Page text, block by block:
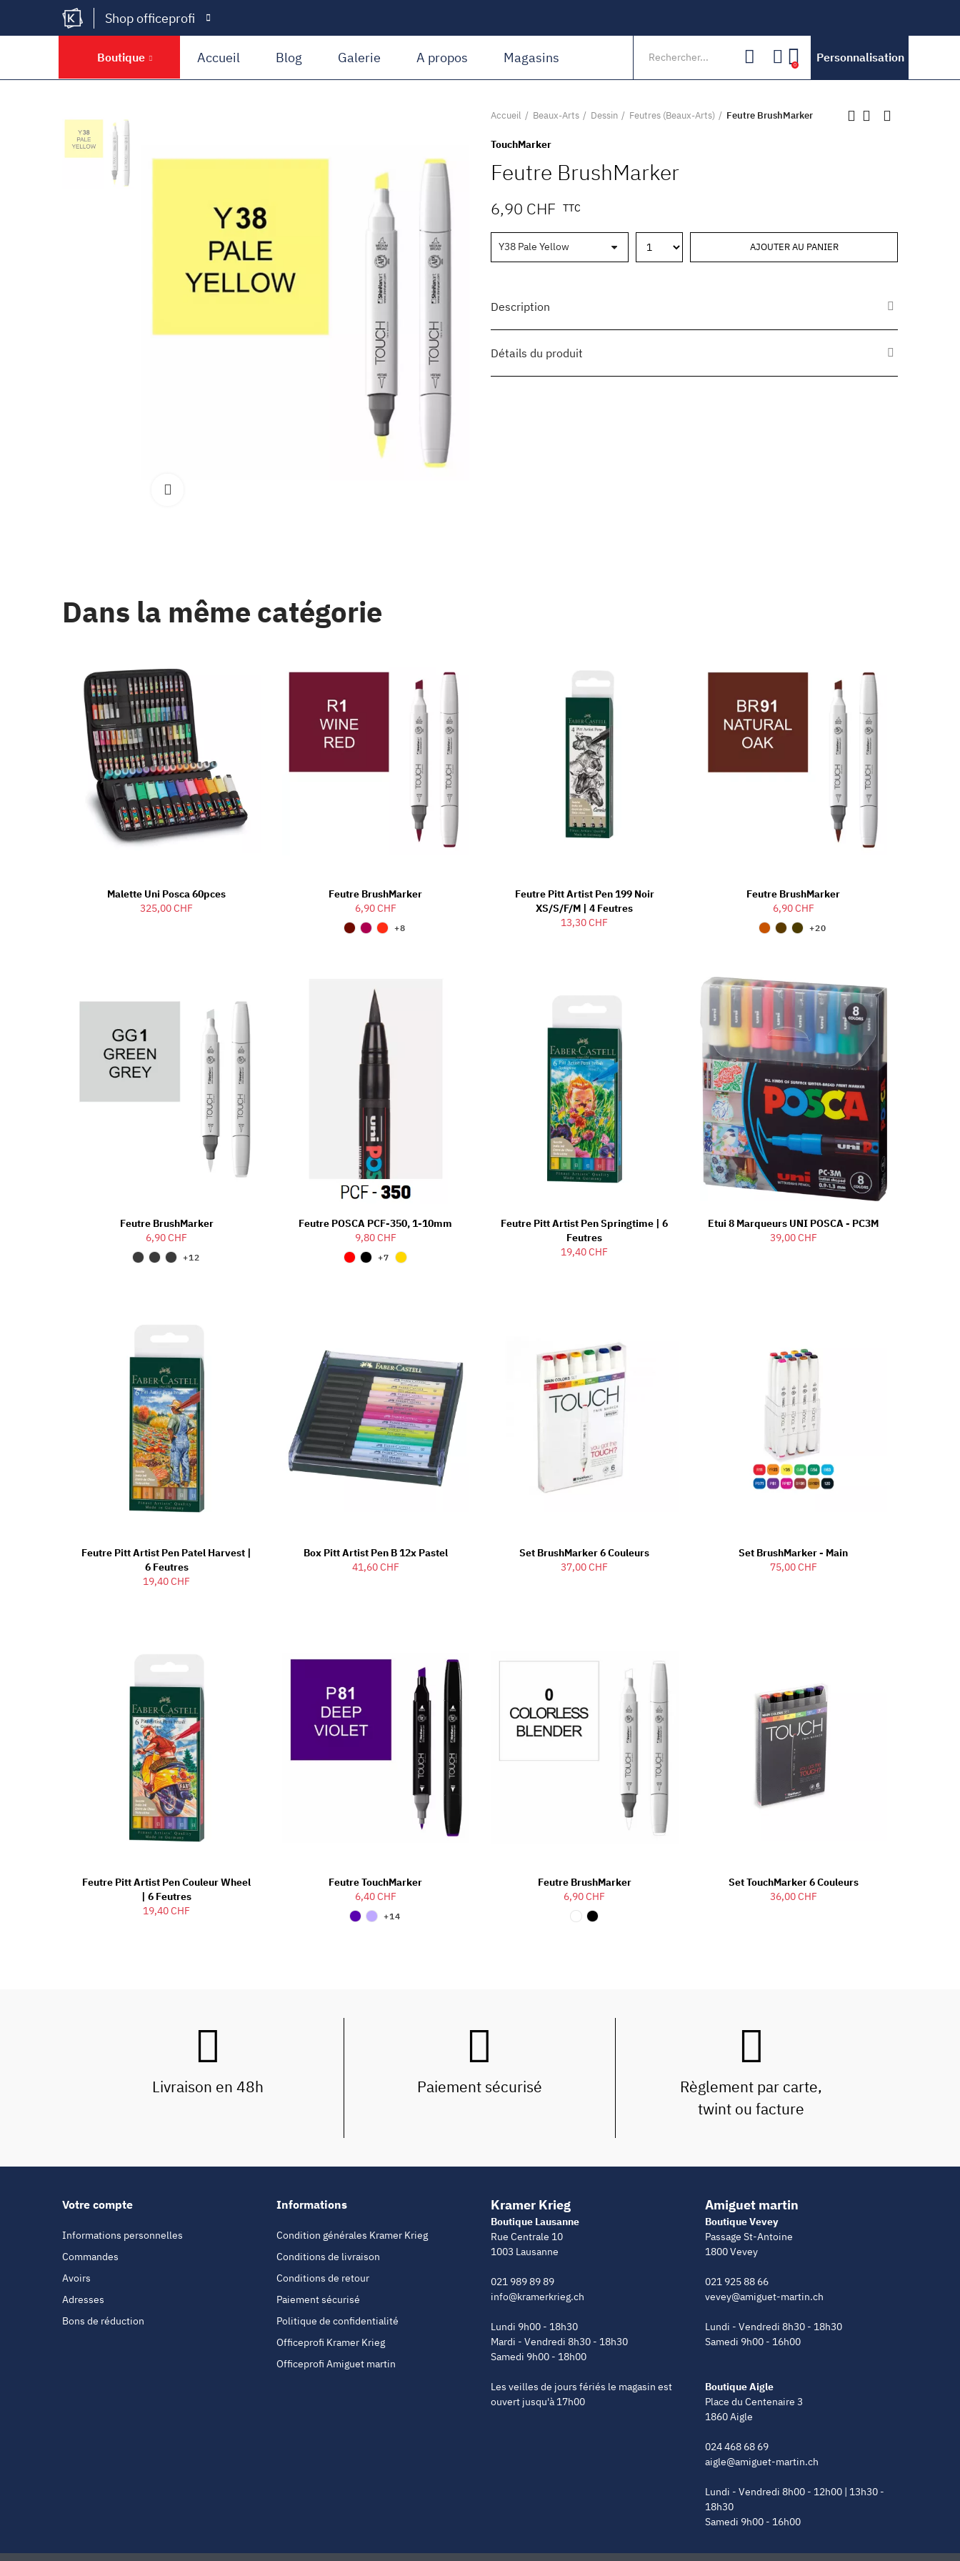
Shop officeprofi
Boutique Accueil Blog Galerie A propos Magasins 0
Personnalisation
Accueil Beaux-Arts Dessin Feutres (Beaux-Arts) Feutre BrushMarker
TouchMarker
Feutre BrushMarker
6,90 CHF TTC
AJOUTER AU PANIER
Description
Détails du produit
Dans la même catégorie
Malette Uni Posca 60pces
325,00 CHF
Feutre BrushMarker
6,90 CHF
+8
Feutre Pitt Artist Pen 199 Noir
XS/S/F/M | 4 Feutres
13,30 CHF
Feutre BrushMarker
6,90 CHF
+20
Feutre BrushMarker
6,90 CHF
+12
Feutre POSCA PCF-350, 1-10mm
9,80 CHF
+7
Feutre Pitt Artist Pen Springtime | 6
Feutres
19,40 CHF
Etui 8 Marqueurs UNI POSCA - PC3M
39,00 CHF
Feutre Pitt Artist Pen Patel Harvest |
6 Feutres
19,40 CHF
Box Pitt Artist Pen B 12x Pastel
41,60 CHF
Set BrushMarker 6 Couleurs
37,00 CHF
Set BrushMarker - Main
75,00 CHF
Feutre Pitt Artist Pen Couleur Wheel
| 6 Feutres
19,40 CHF
Feutre TouchMarker
6,40 CHF
+14
Feutre BrushMarker
6,90 CHF
Set TouchMarker 6 Couleurs
36,00 CHF
Livraison en 48h Paiement sécurisé
Règlement par carte,
twint ou facture
Votre compte
Informations personnelles
Commandes
Avoirs
Adresses
Bons de réduction
Informations
Condition générales Kramer Krieg
Conditions de livraison
Conditions de retour
Paiement sécurisé
Politique de confidentialité
Officeprofi Kramer Krieg
Officeprofi Amiguet martin
Kramer Krieg
Boutique Lausanne
Rue Centrale 10
1003 Lausanne
021 989 89 89
info@kramerkrieg.ch
Lundi 9h00 - 18h30
Mardi - Vendredi 8h30 - 18h30
Samedi 9h00 - 18h00
Les veilles de jours fériés le magasin est
ouvert jusqu'à 17h00
Amiguet martin
Boutique Vevey
Passage St-Antoine
1800 Vevey
021 925 88 66
vevey@amiguet-martin.ch
Lundi - Vendredi 8h30 - 18h30
Samedi 9h00 - 16h00
Boutique Aigle
Place du Centenaire 3
1860 Aigle
024 468 68 69
aigle@amiguet-martin.ch
Lundi - Vendredi 8h00 - 12h00 | 13h30 -
18h30
Samedi 9h00 - 16h00